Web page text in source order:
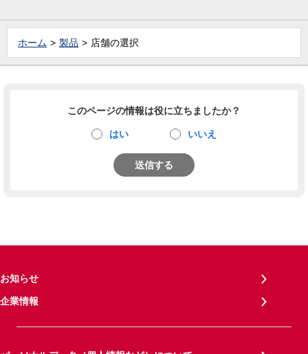
ホーム 製品 店舗の選択
このページの情報は役に立ちましたか？
はい いいえ
送信する
お知らせ
企業情報